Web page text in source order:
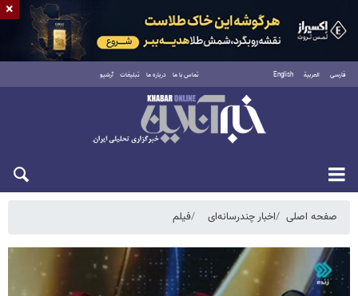
فارسی العربية English تماس با ما درباره ما تبلیغات آرشیو
دوشنبه ۱۹ مرداد ۱۴۰۵
صفحه اصلی اخبار چندرسانه‌ای فیلم
×